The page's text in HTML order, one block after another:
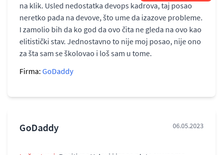
na klik. Usled nedostatka devops kadrova, taj posao
neretko pada na devove, što ume da izazove probleme.
I zamolio bih da ko god da ovo čita ne gleda na ovo kao
elitistički stav. Jednostavno to nije moj posao, nije ono
za šta sam se školovao i loš sam u tome.
Firma: GoDaddy
GoDaddy 06.05.2023